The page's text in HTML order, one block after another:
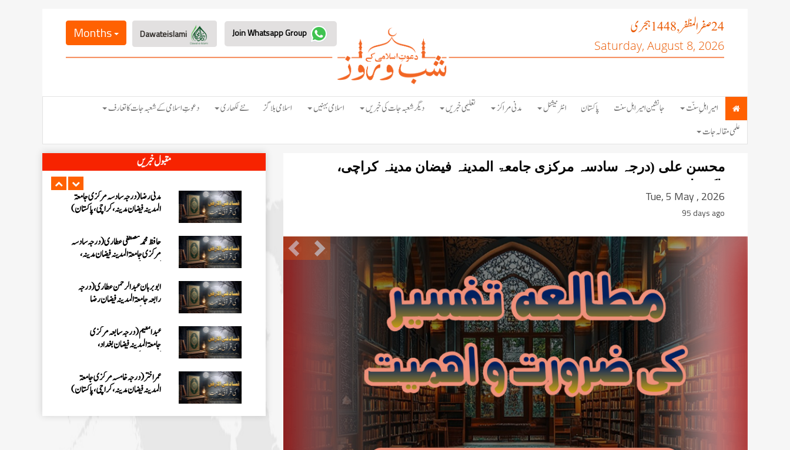
24صفر المظفر, 1448 ہجری
Saturday, August 8, 2026
Months
امیرِ اہلِ سنّت جانشین امیر اہل سنت پاکستان انٹرنیشنل مدنی مراکز تعلیمی خبریں دیگر شعبہ جات کی خبریں اسلامی بہنیں اسلامی بلاگز نئے لکھاری
دعوتِ اسلامی کے شعبہ جات کا تعارف
علمی مقالہ جات
محسن علی (درجہ سادسہ مرکزی جامعۃ المدینہ فیضان مدینہ کراچی،
پاکستان)
Tue, 5 May , 2026
95 days ago
Previous Next
مقبول خبریں
جامعۃ المدينہ فيضان عثمان غنى،
کراچی،پاکستان)
ارشد علی عطاری (درجہ خامسہ مرکزی
عبدالرؤف (درجہ سابعہ جامعۃ المدینہ
عبد الرسول (درجہ خامسہ مرکزی جامعۃ
المدینہ فیضان مدینہ ،کراچی ،پاکستان)
مدنی رضا(درجہ سادسہ مرکز ی جامعۃ
المدینہ فیضان مدینہ ،کراچی،پاکستان)
حافظ محمد مصطفٰی عطاری (درجہ سادسہ
مرکزی جامعۃالمدينہ فیضان مدینہ،
ابو برہان عبدالرحمن عطاری (درجہ
رابعہ جامعۃالمدینہ فیضان رضا
عبدالمقیم (درجہ سابعہ مرکزی
جامعۃالمدینہ فیضان بغداد،
عمر اختر (درجہ خامسہ مرکزی جامعۃ
المدینہ فیضان مدینہ ،کراچی،پاکستان)
محمد وقاص (مرکزی جامعۃ المدینہ